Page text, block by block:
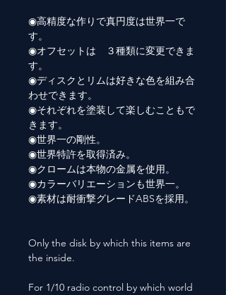
◉高精度な作りで真円度は世界一で
す。
◉オフセットは ３種類に変更できま
す。
◉ディスクとリムは好きな色を組み合
わせできます。
◉それぞれを塗装して楽しむこともで
きます。
◉世界一の剛性。
◉世界特許を取得済み。
◉クロームは本物の金属を使用。
◉カラーバリエーションも世界一。
◉素材は耐衝撃グレードABSを採用。
Only the disk by which this items are
the inside.
For 1/10 radio control by which world